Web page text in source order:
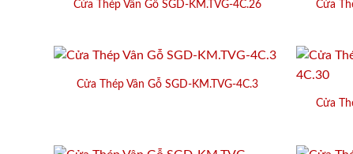
Cửa Thép Vân Gỗ SGD-KM.TVG-4C.26 Cửa
Cửa Thép Vân Gỗ SGD-KM.TVG-4C.3
Cửa